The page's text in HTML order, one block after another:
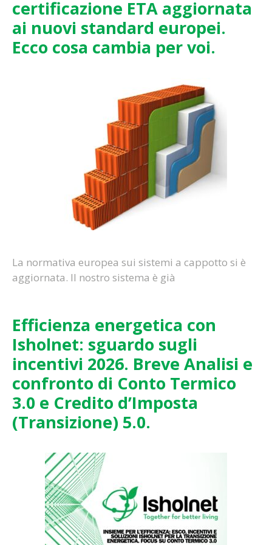
certificazione ETA aggiornata
ai nuovi standard europei.
Ecco cosa cambia per voi.
La normativa europea sui sistemi a cappotto si è
aggiornata. Il nostro sistema è già
Efficienza energetica con
Isholnet: sguardo sugli
incentivi 2026. Breve Analisi e
confronto di Conto Termico
3.0 e Credito d’Imposta
(Transizione) 5.0.